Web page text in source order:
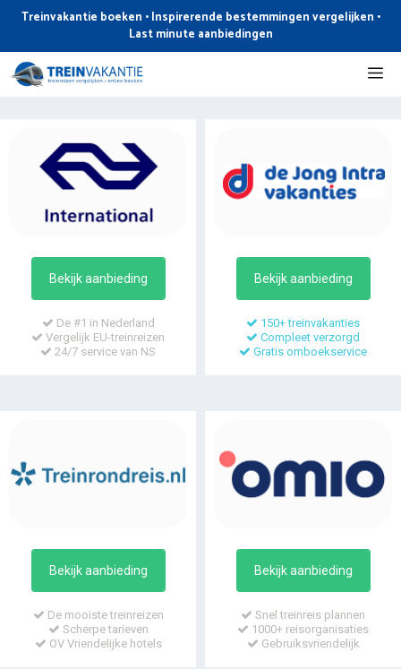
de
inhoud
Treinvakantie boeken • Inspirerende bestemmingen vergelijken •
Last minute aanbiedingen
Bekijk aanbieding
De #1 in Nederland
Vergelijk EU-treinreizen
24/7 service van NS
Bekijk aanbieding
150+ treinvakanties
Compleet verzorgd
Gratis omboekservice
Bekijk aanbieding
De mooiste treinreizen
Scherpe tarieven
OV Vriendelijke hotels
Bekijk aanbieding
Snel treinreis plannen
1000+ reisorganisaties
Gebruiksvriendelijk